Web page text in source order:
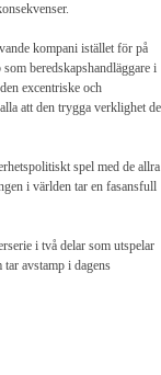
kompani istället för på
beredskapshandläggare i
excentriske och
att den trygga verklighet de
spel med de allra
i världen tar en fasansfull
i två delar som utspelar
avstamp i dagens